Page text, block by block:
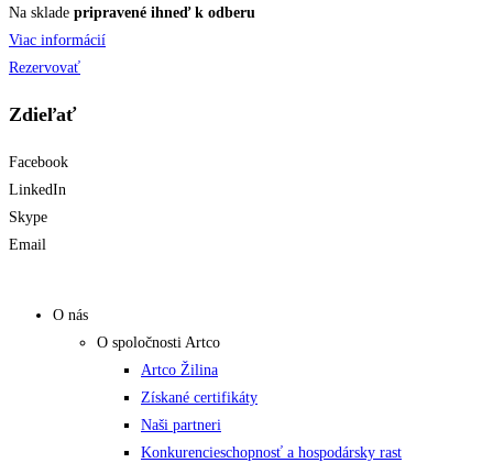
Na sklade pripravené ihneď k odberu
Viac informácií
Rezervovať
Zdieľať
Facebook
LinkedIn
Skype
Email
O nás
O spoločnosti Artco
Artco Žilina
Získané certifikáty
Naši partneri
Konkurencieschopnosť a hospodársky rast